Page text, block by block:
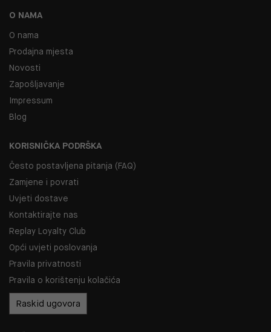
O NAMA
O nama
Prodajna mjesta
Novosti
Zapošljavanje
Impressum
Blog
KORISNIČKA PODRŠKA
Često postavljena pitanja (FAQ)
Zamjene i povrati
Uvjeti dostave
Kontaktirajte nas
Replay Loyalty Club
Opći uvjeti poslovanja
Pravila privatnosti
Pravila o korištenju kolačića
Raskid ugovora